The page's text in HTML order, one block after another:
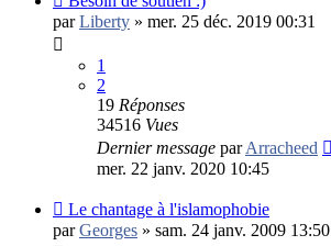
parLiberty » mer. 25 déc. 2019 00:31
1
2
19 Réponses
34516 Vues
Dernier message parArracheed
mer. 22 janv. 2020 10:45
Le chantage à l'islamophobie
parGeorges » sam. 24 janv. 2009 13:50